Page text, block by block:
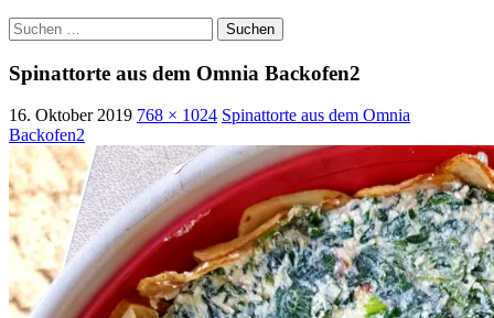
Suchen
nach:
Spinattorte aus dem Omnia Backofen2
16. Oktober 2019 768 × 1024 Spinattorte aus dem Omnia
Backofen2